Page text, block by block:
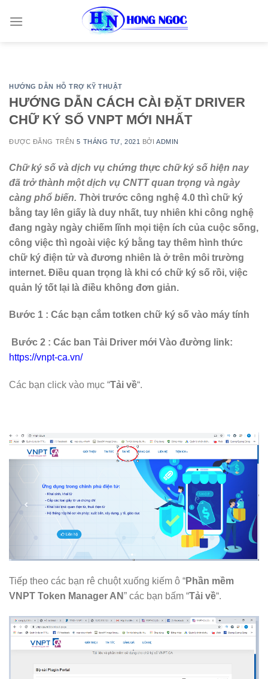
HƯỚNG DẪN HỖ TRỢ KỸ THUẬT
HƯỚNG DẪN CÁCH CÀI ĐẶT DRIVER
CHỮ KÝ SỐ VNPT MỚI NHẤT
ĐƯỢC ĐĂNG TRÊN5 THÁNG TƯ, 2021 BỞIADMIN
Chữ ký số và dịch vụ chứng thực chữ ký số hiện nay
đã trở thành một dịch vụ CNTT quan trọng và ngày
càng phổ biến. Thời trước công nghệ 4.0 thì chữ ký
bằng tay lên giấy là duy nhất, tuy nhiên khi công nghệ
đang ngày ngày chiếm lĩnh mọi tiện ích của cuộc sống,
công việc thì ngoài việc ký bằng tay thêm hình thức
chữ ký điện tử và đương nhiên là ở trên môi trường
internet. Điều quan trọng là khi có chữ ký số rồi, việc
quản lý tốt lại là điều không đơn giản.
Bước 1 : Các bạn cắm totken chữ ký số vào máy tính
Bước 2 : Các ban Tải Driver mới Vào đường link:
https://vnpt-ca.vn/
Các bạn click vào mục “Tải về“.
Tiếp theo các bạn rê chuột xuống kiếm ô “Phần mềm
VNPT Token Manager AN” các bạn bấm “Tải về“.